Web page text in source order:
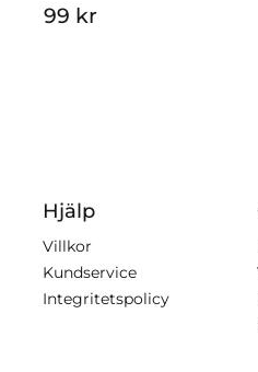
99 kr
Hjälp
Villkor
Kundservice
Integritetspolicy